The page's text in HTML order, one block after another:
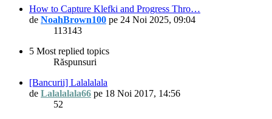
How to Capture Klefki and Progress Thro…
de NoahBrown100 pe 24 Noi 2025, 09:04
113143
5 Most replied topics
Răspunsuri
[Bancurii] Lalalalala
de Lalalalala66 pe 18 Noi 2017, 14:56
52